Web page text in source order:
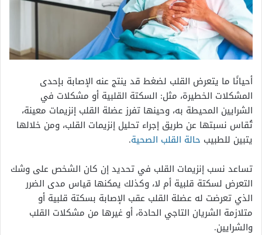
أحيانًا ما يتعرض القلب لضغط قد ينتج عنه الإصابة بإحدى
المشكلات الخطيرة، مثل: السكتة القلبية أو مشكلات في
الشرايين المحيطة به، وحينها تفرز عضلة القلب إنزيمات معينة،
تُقاس نسبتها عن طريق إجراء تحليل إنزيمات القلب، ومن خلالها
يتبين للطبيب حالة القلب الصحية.
تساعد نسب إنزيمات القلب في تحديد إن كان الشخص على وشك
التعرض لسكتة قلبية أم لا، وكذلك يمكنها قياس مدى الضرر
الذي تعرضت له عضلة القلب عقب الإصابة بسكتة قلبية أو
متلازمة الشريان التاجي الحادة، أو غيرها من مشكلات القلب
والشرايين.